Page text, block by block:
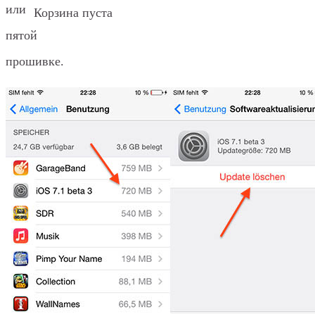
Корзина пуста
или
пятой
прошивке.